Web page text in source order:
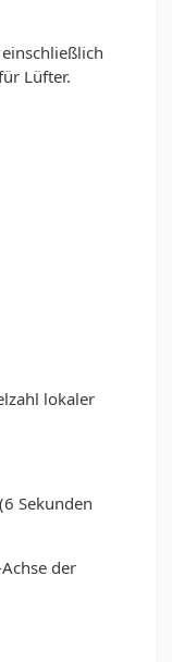
Lüfter.
lokaler
Sekunden
der